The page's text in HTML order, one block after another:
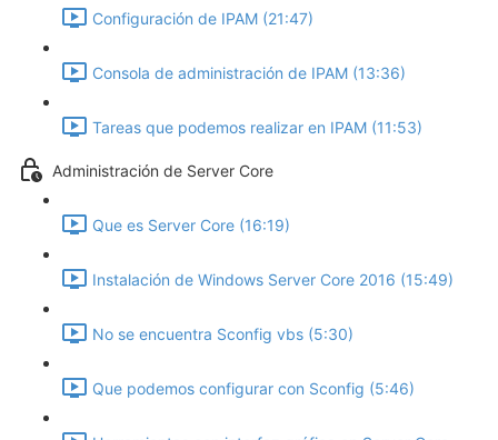
Configuración de IPAM (21:47)
Consola de administración de IPAM (13:36)
Tareas que podemos realizar en IPAM (11:53)
Administración de Server Core
Que es Server Core (16:19)
Instalación de Windows Server Core 2016 (15:49)
No se encuentra Sconfig vbs (5:30)
Que podemos configurar con Sconfig (5:46)